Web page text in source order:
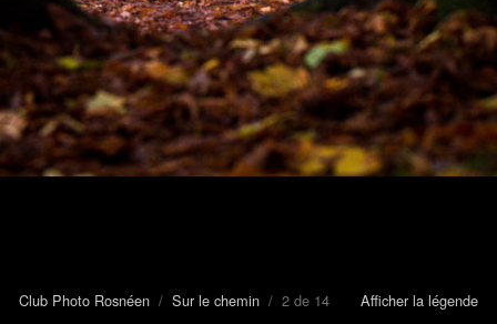
Club Photo Rosnéen / Sur le chemin / 2 de 14 Afficher la légende